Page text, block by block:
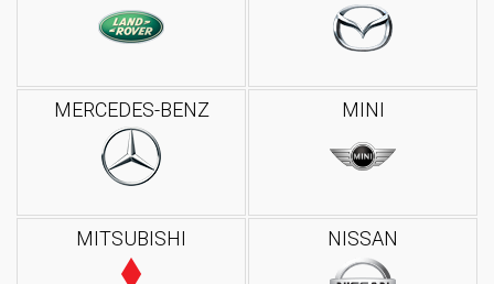
MERCEDES-BENZ MINI
MITSUBISHI NISSAN